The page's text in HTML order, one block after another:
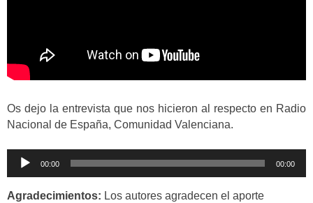
Os dejo la entrevista que nos hicieron al respecto en Radio
Nacional de España, Comunidad Valenciana.
Reproductor
audio
00:00 00:00
Agradecimientos: Los autores agradecen el aporte